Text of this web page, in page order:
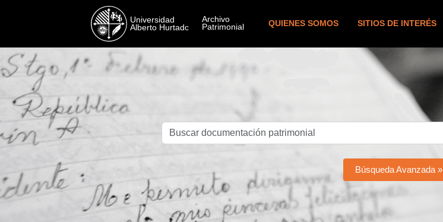
QUIENES SOMOS SITIOS DE INTERÉS
Búsqueda Avanzada »